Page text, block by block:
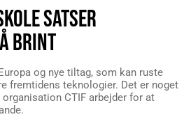
SATSER
BRINT
og nye tiltag, som kan ruste
fremtidens teknologier. Det er noget
CTIF arbejder for at